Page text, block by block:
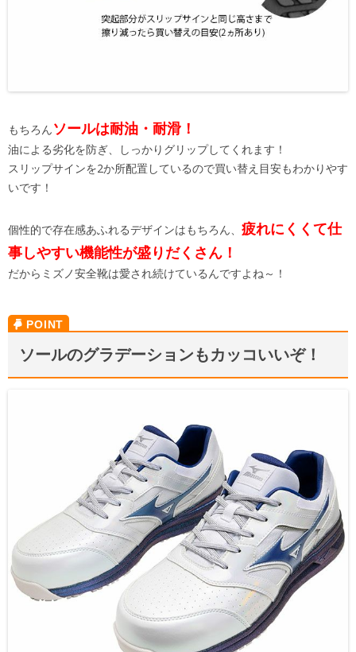
もちろんソールは耐油・耐滑！
油による劣化を防ぎ、しっかりグリップしてくれます！
スリップサインを2か所配置しているので買い替え目安もわかりやす
いです！
個性的で存在感あふれるデザインはもちろん、 疲れにくくて仕
事しやすい機能性が盛りだくさん！
だからミズノ安全靴は愛され続けているんですよね～！
ソールのグラデーションもカッコいいぞ！